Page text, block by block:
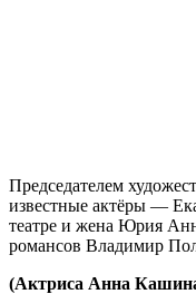
Председателем
известные актёры —
театре и жена Юрия
романсов Владимир
(Актриса Анна